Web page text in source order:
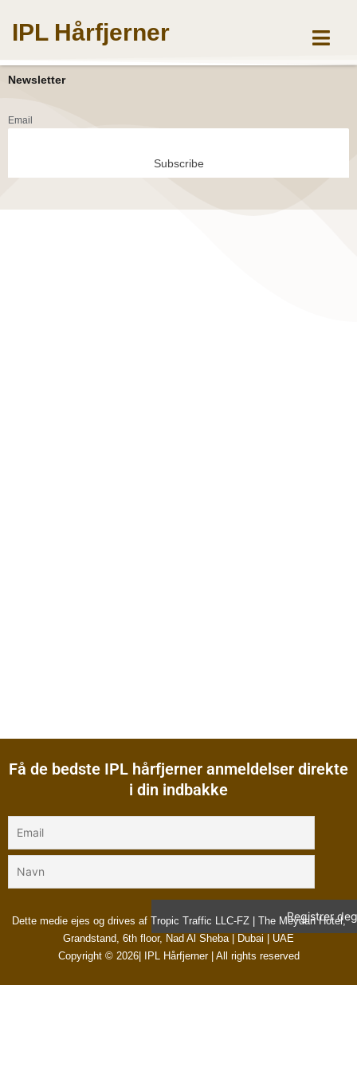
indholdet
IPL Hårfjerner
Newsletter
Email
Få de bedste IPL hårfjerner anmeldelser direkte
i din indbakke
Dette medie ejes og drives af Tropic Traffic LLC-FZ | The Meydan Hotel,
Grandstand, 6th floor, Nad Al Sheba | Dubai | UAE
Copyright © 2026| IPL Hårfjerner | All rights reserved